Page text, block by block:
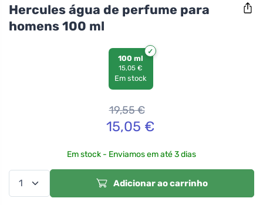
Hercules água de perfume para
homens 100 ml
100 ml
15,05 €
Em stock
19,55€
15,05 €
Em stock - Enviamos em até 3 dias
Adicionar ao carrinho